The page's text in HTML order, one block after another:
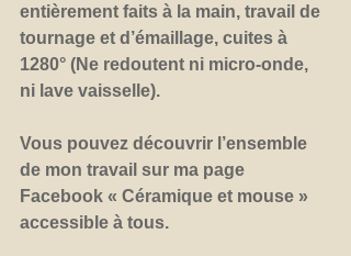
entièrement faits à la main, travail de
tournage et d’émaillage, cuites à
1280° (Ne redoutent ni micro-onde,
ni lave vaisselle).
Vous pouvez découvrir l’ensemble
de mon travail sur ma page
Facebook « Céramique et mouse »
accessible à tous.